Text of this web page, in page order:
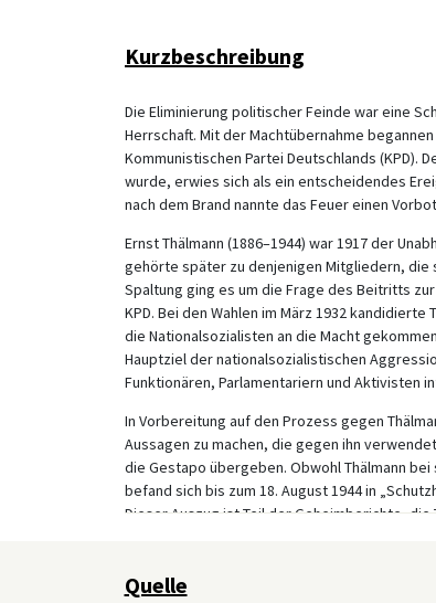
Kurzbeschreibung
Die Eliminierung politischer Feinde war eine
Herrschaft. Mit der Machtübernahme
Kommunistischen Partei Deutschlands (KPD).
wurde, erwies sich als ein entscheidendes
nach dem Brand nannte das Feuer einen
Ernst Thälmann (1886–1944) war 1917 der
gehörte später zu denjenigen Mitgliedern, die
Spaltung ging es um die Frage des Beitritts
KPD. Bei den Wahlen im März 1932
die Nationalsozialisten an die Macht
Hauptziel der nationalsozialistischen
Funktionären, Parlamentariern und Aktivisten
In Vorbereitung auf den Prozess gegen
Aussagen zu machen, die gegen ihn
die Gestapo übergeben. Obwohl Thälmann
befand sich bis zum 18. August 1944 in
Dieser Auszug ist Teil der Geheimberichte,
herausgeschmuggelten Notizen liefern
brutale Folter.
Quelle